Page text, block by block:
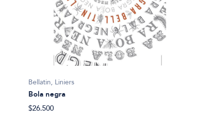
Bellatin, Liniers
Bola negra
$26.500